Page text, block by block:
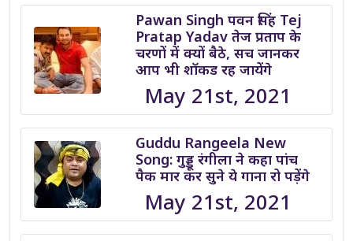
Pawan Singh पवन सिंह Tej
Pratap Yadav तेज प्रताप के
चरणों में क्यों बैठे, सच जानकर
आप भी शॉकड रह जायेंगे
May 21st, 2021
Guddu Rangeela New
Song: गुड्डू रंगीला ने कहा पांच
पैक मार कर सुने ये गाना रो पड़ेंगे
May 21st, 2021